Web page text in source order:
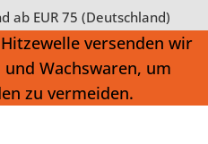
ab EUR 75 (Deutschland)
versenden wir
Wachswaren, um
zu vermeiden.